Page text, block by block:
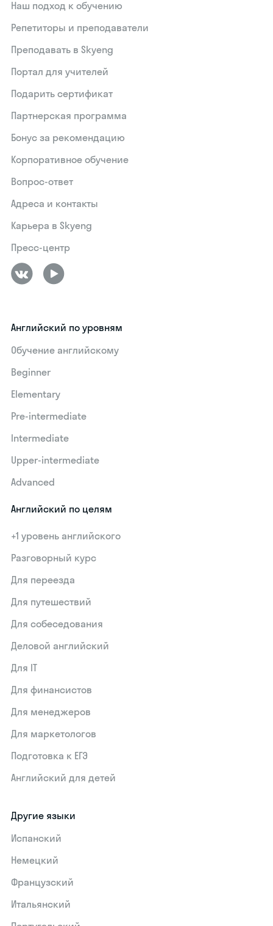
Наш подход к обучению
Репетиторы и преподаватели
Преподавать в Skyeng
Портал для учителей
Подарить сертификат
Партнерская программа
Бонус за рекомендацию
Корпоративное обучение
Вопрос-ответ
Адреса и контакты
Карьера в Skyeng
Пресс-центр
Английский по уровням
Обучение английскому
Beginner
Elementary
Pre-intermediate
Intermediate
Upper-intermediate
Advanced
Английский по целям
+1 уровень английского
Разговорный курс
Для переезда
Для путешествий
Для собеседования
Деловой английский
Для IT
Для финансистов
Для менеджеров
Для маркетологов
Подготовка к ЕГЭ
Английский для детей
Другие языки
Испанский
Немецкий
Французский
Итальянский